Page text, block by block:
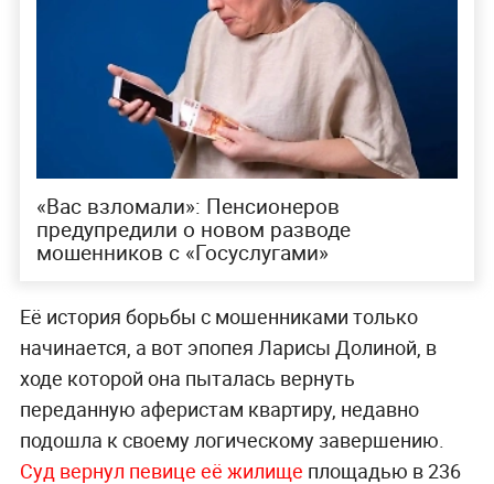
«Вас взломали»: Пенсионеров
предупредили о новом разводе
мошенников с «Госуслугами»
Её история борьбы с мошенниками только
начинается, а вот эпопея Ларисы Долиной, в
ходе которой она пыталась вернуть
переданную аферистам квартиру, недавно
подошла к своему логическому завершению.
Суд вернул певице её жилище площадью в 236